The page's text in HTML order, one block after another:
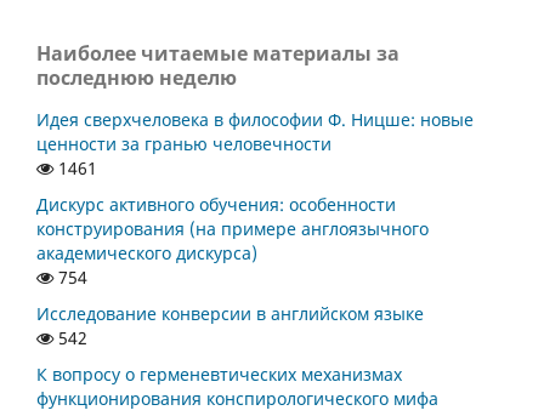
Наиболее читаемые материалы за
последнюю неделю
Идея сверхчеловека в философии Ф. Ницше: новые
ценности за гранью человечности
1461
Дискурс активного обучения: особенности
конструирования (на примере англоязычного
академического дискурса)
754
Исследование конверсии в английском языке
542
К вопросу о герменевтических механизмах
функционирования конспирологического мифа